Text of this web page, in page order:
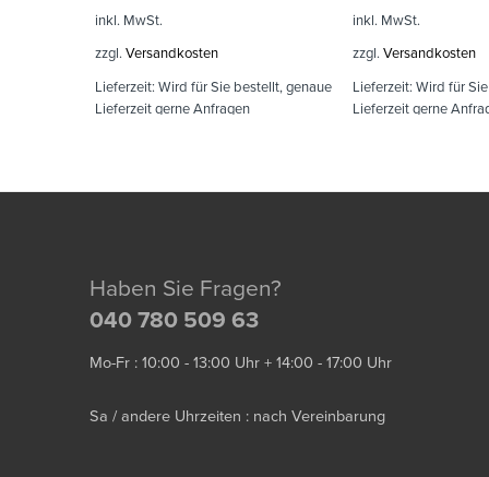
inkl. MwSt.
zzgl. Versandkosten
Lieferzeit: Wird für Sie bestellt, genaue
Lieferzeit gerne Anfragen
inkl. MwSt.
zzgl. Versandkosten
Lieferzeit: Wird für
Lieferzeit gerne
Haben Sie Fragen?
040 780 509 63
Mo-Fr : 10:00 - 13:00 Uhr + 14:00 - 17:00 Uhr
Sa / andere Uhrzeiten : nach Vereinbarung